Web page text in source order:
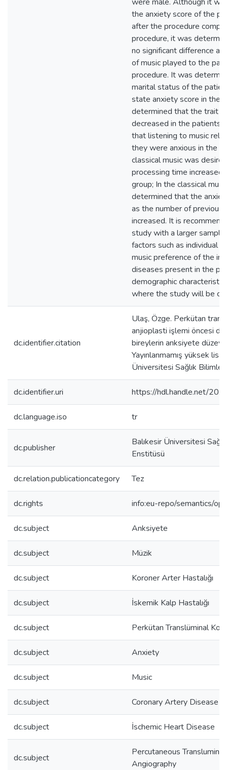
the anxiety score of the
after the procedure
procedure, it was
no significant difference
of music played to the
procedure. It was
marital status of the
state anxiety score in the
determined that the trait
decreased in the patients
that listening to music
they were anxious in the
classical music was
processing time increased
group; In the classical
determined that the
as the number of previous
increased. It is
study with a larger
factors such as individual
music preference of the
diseases present in the
demographic
where the study will be
dc.identifier.citation
Ulaş, Özge. Perkütan
anjioplasti işlemi öncesi
bireylerin anksiyete
Yayınlanmamış yüksek
Üniversitesi Sağlık
dc.identifier.uri https://hdl.handle.net/
dc.language.iso tr
dc.publisher
Balıkesir Üniversitesi
Enstitüsü
dc.relation.publicationcategory Tez
dc.rights info:eu-repo/semantics/
dc.subject Anksiyete
dc.subject Müzik
dc.subject Koroner Arter Hastalığı
dc.subject İskemik Kalp Hastalığı
dc.subject Perkütan Translüminal
dc.subject Anxiety
dc.subject Music
dc.subject Coronary Artery Disease
dc.subject İschemic Heart Disease
dc.subject
Percutaneous
Angiography